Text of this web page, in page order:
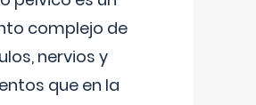
complejo de
nervios y
que en la